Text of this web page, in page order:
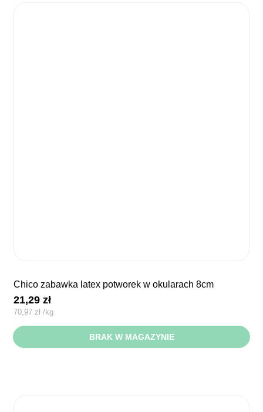
chico zabawka latex potworek w okularach 8cm
21,29zł
70,97zł /kg
BRAK W MAGAZYNIE